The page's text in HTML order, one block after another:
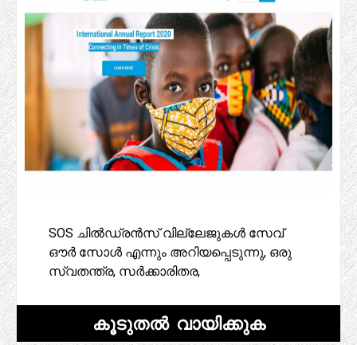
SOS ചിൽഡ്രൻസ് വില്ലേജുകൾ സേവ്
ഔർ സോൾ എന്നും അറിയപ്പെടുന്നു, ഒരു
സ്വതന്ത്ര, സർക്കാരിതര,
കൂടുതൽ വായിക്കുക